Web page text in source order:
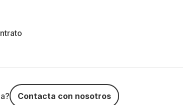
Contacta con nosotros